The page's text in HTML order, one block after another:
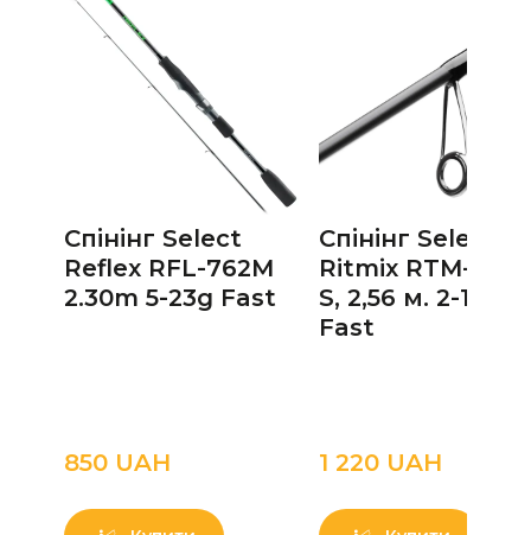
Спінінг Select
Reflex RFL-762M
2.30m 5-23g Fast
850 UAН
Спінінг Select
Ritmix RTM-
S, 2,56 м. 2-10г
Fast
1 220 UAН